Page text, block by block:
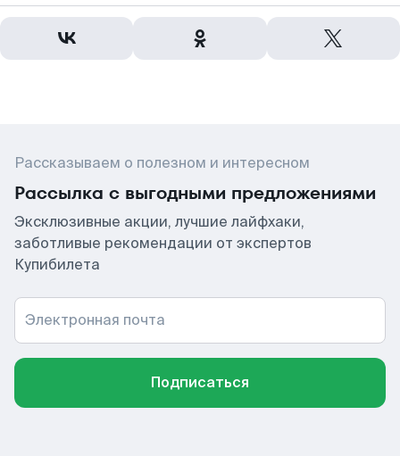
Рассказываем о полезном и интересном
Рассылка с выгодными предложениями
Эксклюзивные акции, лучшие лайфхаки,
заботливые рекомендации от экспертов
Купибилета
Электронная почта
Подписаться